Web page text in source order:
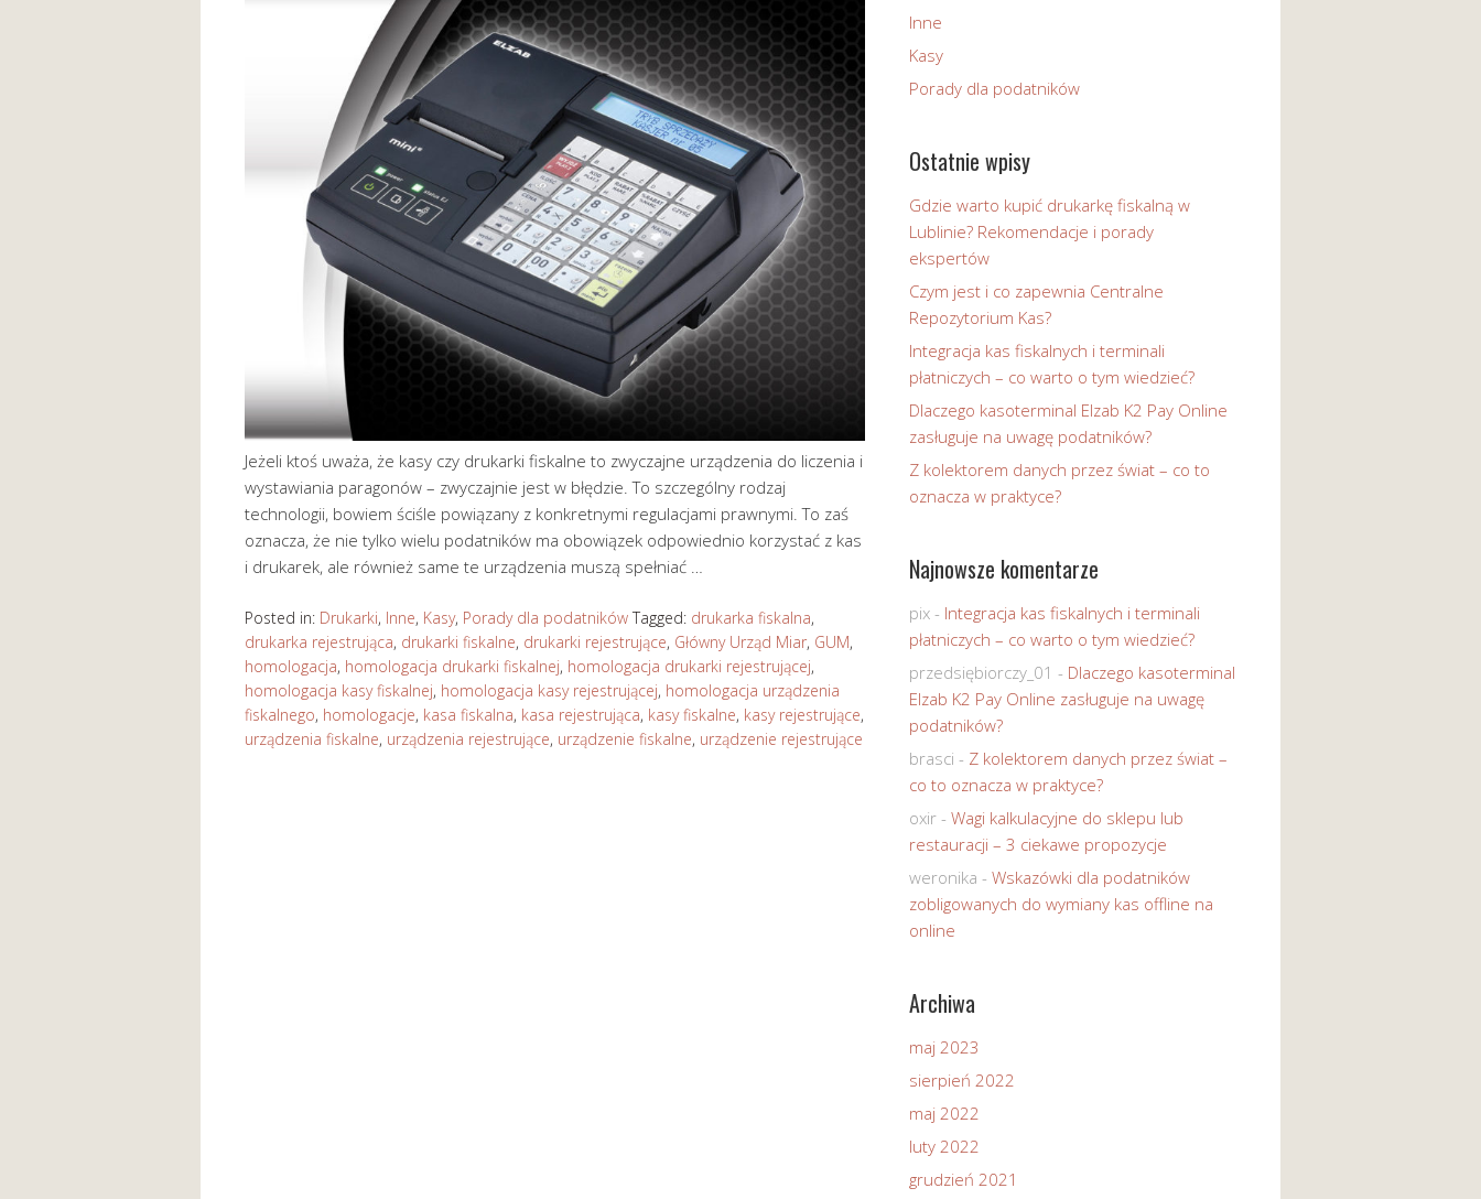
Jeżeli ktoś uważa, że kasy czy drukarki fiskalne to zwyczajne urządzenia do liczenia i
wystawiania paragonów – zwyczajnie jest w błędzie. To szczególny rodzaj
technologii, bowiem ściśle powiązany z konkretnymi regulacjami prawnymi. To zaś
oznacza, że nie tylko wielu podatników ma obowiązek odpowiednio korzystać z kas
i drukarek, ale również same te urządzenia muszą spełniać …
Posted in: Drukarki, Inne, Kasy, Porady dla podatników Tagged: drukarka fiskalna,
drukarka rejestrująca, drukarki fiskalne, drukarki rejestrujące, Główny Urząd Miar, GUM,
homologacja, homologacja drukarki fiskalnej, homologacja drukarki rejestrującej,
homologacja kasy fiskalnej, homologacja kasy rejestrującej, homologacja urządzenia
fiskalnego, homologacje, kasa fiskalna, kasa rejestrująca, kasy fiskalne, kasy rejestrujące,
urządzenia fiskalne, urządzenia rejestrujące, urządzenie fiskalne, urządzenie rejestrujące
Inne
Kasy
Porady dla podatników
Ostatnie wpisy
Gdzie warto kupić drukarkę fiskalną w
Lublinie? Rekomendacje i porady
ekspertów
Czym jest i co zapewnia Centralne
Repozytorium Kas?
Integracja kas fiskalnych i terminali
płatniczych – co warto o tym wiedzieć?
Dlaczego kasoterminal Elzab K2 Pay Online
zasługuje na uwagę podatników?
Z kolektorem danych przez świat – co to
oznacza w praktyce?
Najnowsze komentarze
pix - Integracja kas fiskalnych i terminali
płatniczych – co warto o tym wiedzieć?
przedsiębiorczy_01 - Dlaczego kasoterminal
Elzab K2 Pay Online zasługuje na uwagę
podatników?
brasci - Z kolektorem danych przez świat –
co to oznacza w praktyce?
oxir - Wagi kalkulacyjne do sklepu lub
restauracji – 3 ciekawe propozycje
weronika - Wskazówki dla podatników
zobligowanych do wymiany kas offline na
online
Archiwa
maj 2023
sierpień 2022
maj 2022
luty 2022
grudzień 2021